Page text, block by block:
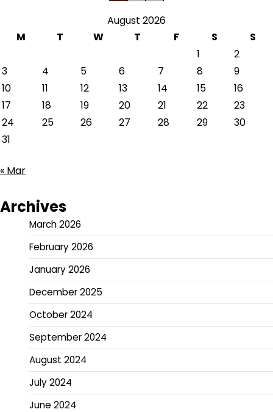
August 2026
M
T W T F S
S
1
2
3
4 5 6 7 8
9
10
11 12 13 14 15
16
17
18 19 20 21 22
23
24
25 26 27 28 29
30
31
« Mar
Archives
March 2026
February 2026
January 2026
December 2025
October 2024
September 2024
August 2024
July 2024
June 2024